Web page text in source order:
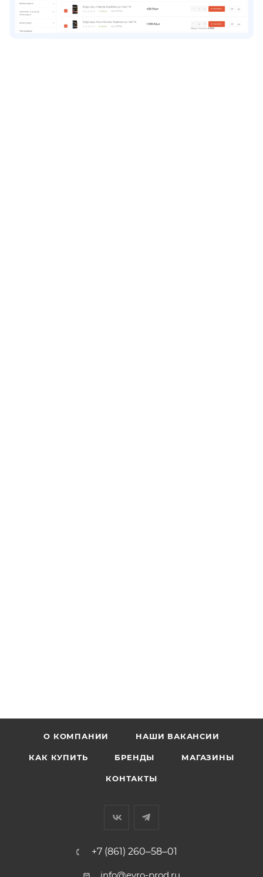
О КОМПАНИИ НАШИ ВАКАНСИИ
КАК КУПИТЬ БРЕНДЫ МАГАЗИНЫ
КОНТАКТЫ
+7 (861) 260‒58‒01